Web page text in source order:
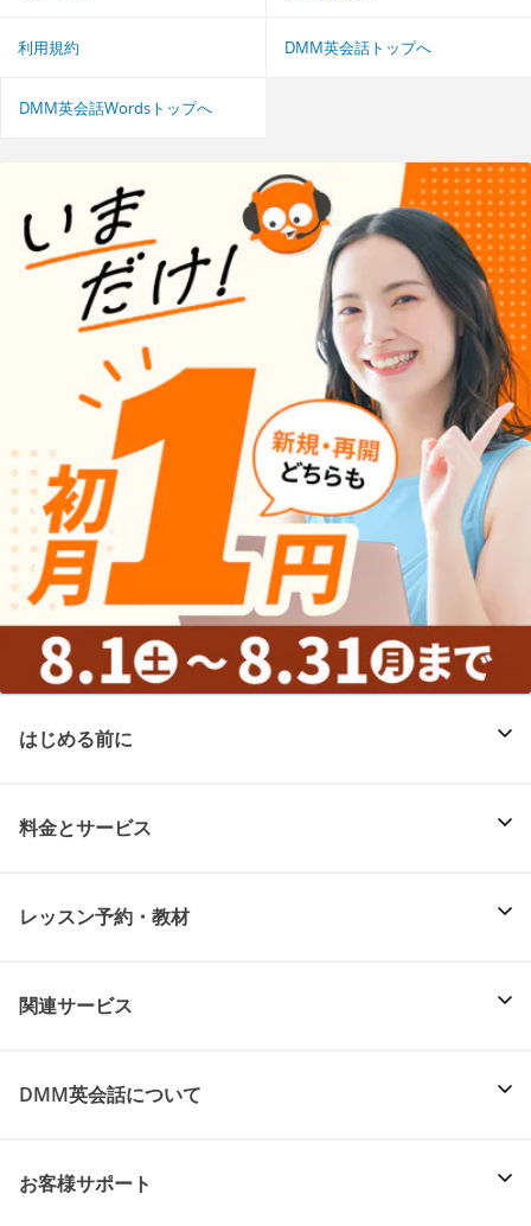
利用規約 DMM英会話トップへ
DMM英会話Wordsトップへ
はじめる前に
料金とサービス
レッスン予約・教材
関連サービス
DMM英会話について
お客様サポート